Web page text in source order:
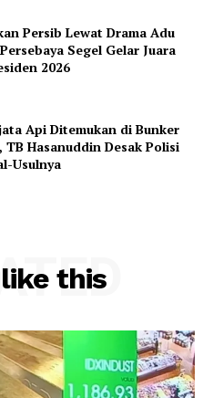
Persib Lewat Drama Adu
Segel Gelar Juara
2026
Api Ditemukan di Bunker
TB Hasanuddin Desak Polisi
Usulnya
this